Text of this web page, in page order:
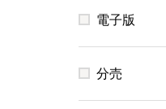
電子版
分売